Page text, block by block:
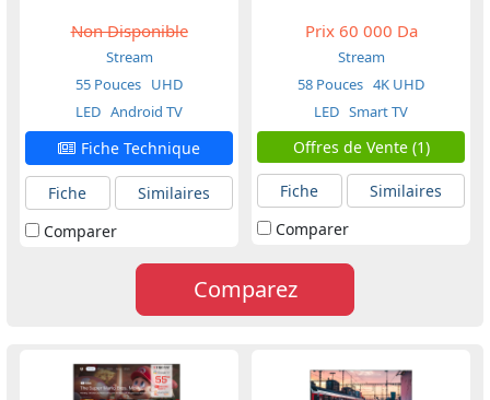
Non Disponible
Stream
55 Pouces UHD
LED Android TV
Fiche Technique
Fiche
Similaires
Comparer
Prix60 000 Da
Stream
58 Pouces 4K UHD
LED Smart TV
Offres de Vente (1)
Fiche
Similaires
Comparer
Comparez